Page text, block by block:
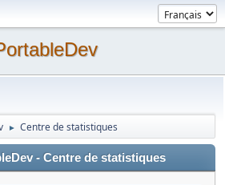
► Centre de statistiques
- Centre de statistiques